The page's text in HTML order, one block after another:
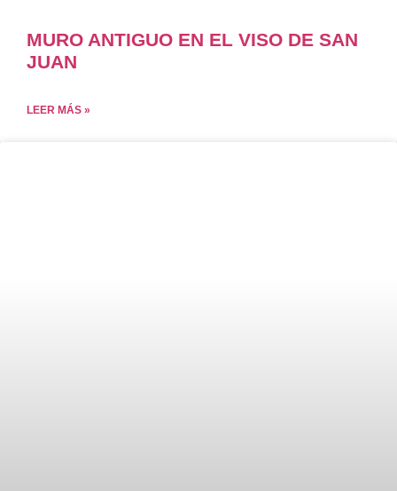
MURO ANTIGUO EN EL VISO DE SAN
JUAN
LEER MÁS »